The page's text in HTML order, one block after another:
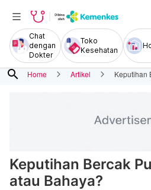
Chat
dengan
Dokter
Toko
Kesehatan
search Home Artikel Keputihan
Keputihan Bercak
atau Bahaya?